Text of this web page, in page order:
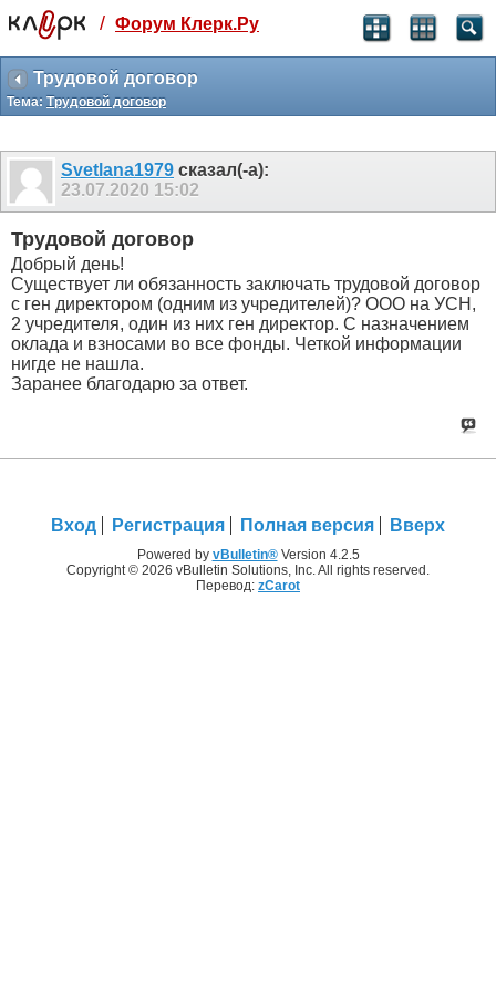
Святые угодники, Клерк без рекламы
прекрасен:)
месяц
3 месяца
259
₽
-10%
499 ₽
-15%
Отмена Оплатить
/ Форум Клерк.Ру
Трудовой договор
Тема: Трудовой договор
Svetlana1979 сказал(-а):
23.07.2020 15:02
Трудовой договор
Добрый день!
Существует ли обязанность заключать трудовой договор
с ген директором (одним из учредителей)? ООО на УСН,
2 учредителя, один из них ген директор. С назначением
оклада и взносами во все фонды. Четкой информации
нигде не нашла.
Заранее благодарю за ответ.
Вход Регистрация Полная версия Вверх
Powered by vBulletin®Version 4.2.5
Copyright © 2026 vBulletin Solutions, Inc. All rights reserved.
Перевод: zCarot